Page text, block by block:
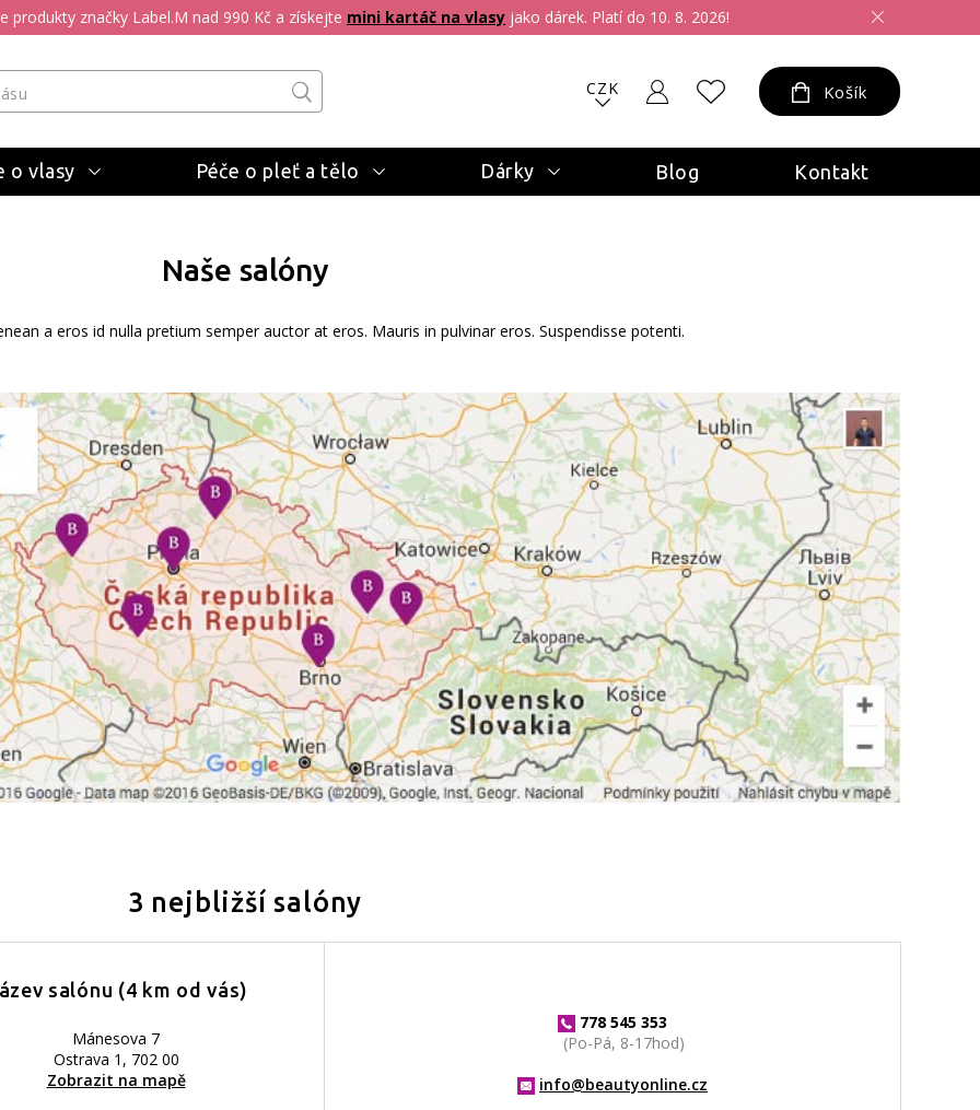
produkty značky Label.M nad 990 Kč a získejte mini kartáč na vlasy jako dárek. Platí do 10. 8. 2026!
CZK Košík
o vlasy Péče o pleť a tělo Dárky Blog Kontakt
Naše salóny
a eros id nulla pretium semper auctor at eros. Mauris in pulvinar eros. Suspendisse potenti.
3 nejbližší salóny
salónu (4 km od vás)
Mánesova 7
Ostrava 1, 702 00
Zobrazit na mapě
778 545 353
(Po-Pá, 8-17hod)
info@beautyonline.cz